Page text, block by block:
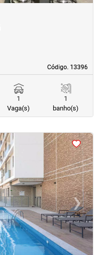
Código. 13396
Código. 13396
1
Vaga(s)
1
banho(s)
›Next